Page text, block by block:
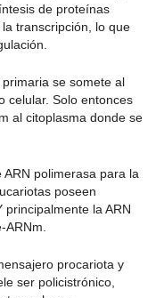
de proteínas
transcripción, lo que
se somete al
celular. Solo entonces
al citoplasma donde se
polimerasa para la
poseen
principalmente la ARN
procariota y
ser policistrónico,